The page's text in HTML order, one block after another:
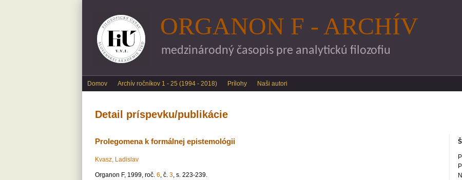
ORGANON F - ARCHÍV
medzinárodný časopis pre analytickú filozofiu
Main menu
Domov Archív ročníkov 1 - 25 (1994 - 2018) Prílohy Naši autori
Detail príspevku/publikácie
Prolegomena k formálnej epistemológii
Kvasz, Ladislav
Organon F, 1999, roč. 6, č. 3, s. 223-239.